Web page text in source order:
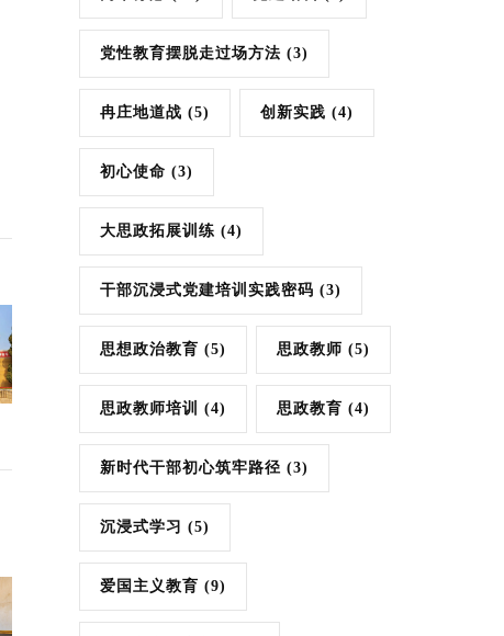
党性教育摆脱走过场方法 (3)
冉庄地道战 (5) 创新实践 (4)
初心使命 (3)
大思政拓展训练 (4)
干部沉浸式党建培训实践密码 (3)
思想政治教育 (5) 思政教师 (5)
思政教师培训 (4) 思政教育 (4)
新时代干部初心筑牢路径 (3)
沉浸式学习 (5)
爱国主义教育 (9)